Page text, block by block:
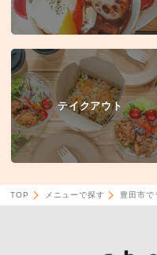
テイクアウト
TOP メニューで探す 豊田市で